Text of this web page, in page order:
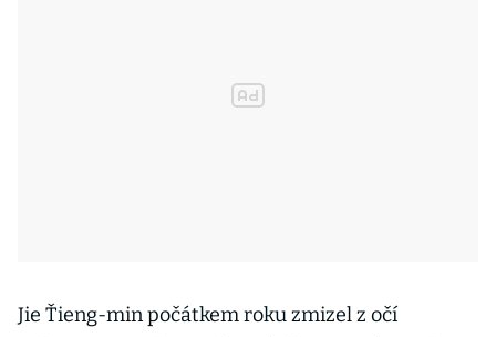
Jie Ťieng-min počátkem roku zmizel z očí